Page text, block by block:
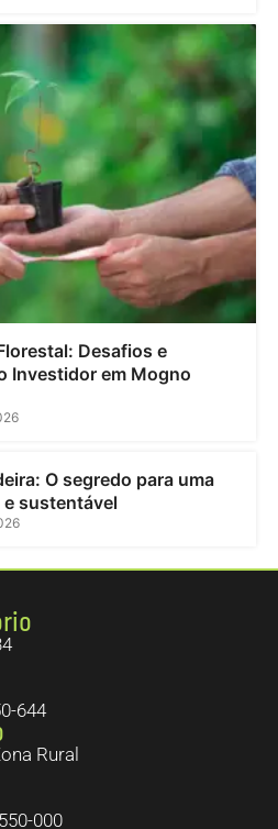
Desafios e
Investidor em Mogno
O segredo para uma
sustentável
644
Rural
000